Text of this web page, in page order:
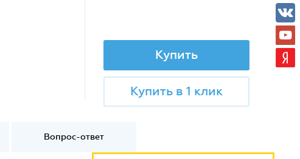
Купить
Купить в 1 клик
Вопрос-ответ